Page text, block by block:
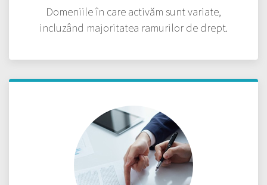
Domeniile în care activăm sunt variate,
incluzând majoritatea ramurilor de drept.